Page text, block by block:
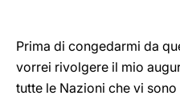
Prima di congedarmi da
vorrei rivolgere il mio
tutte le Nazioni che vi